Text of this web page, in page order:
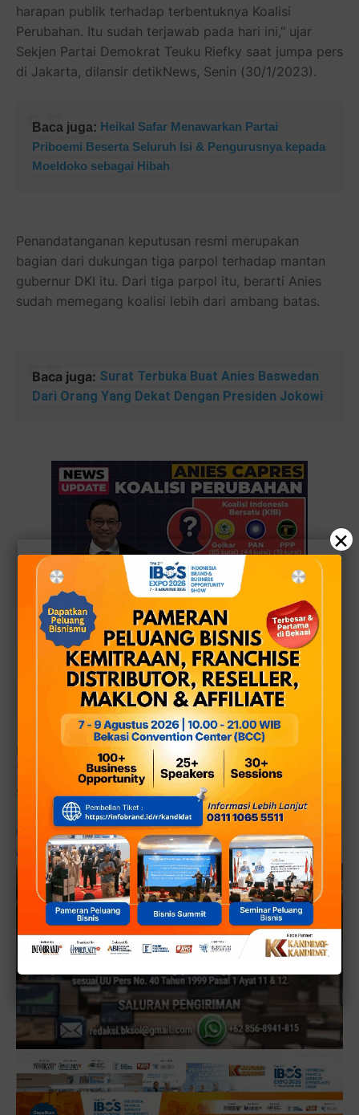
harapan publik terhadap terbentuknya Koalisi
Perubahan. Itu sudah terjawab pada hari ini," ujar
Sekjen Partai Demokrat Teuku Riefky saat jumpa pers
di Jakarta, dilansir detikNews, Senin (30/1/2023).
Baca juga: Heikal Safar Menawarkan Partai
Priboemi Beserta Seluruh Isi & Pengurusnya kepada
Moeldoko sebagai Hibah
Penandatanganan keputusan resmi merupakan
bagian dari dukungan tiga parpol terhadap mantan
gubernur DKI itu. Dari tiga parpol itu, berarti Anies
sudah memegang koalisi lebih dari ambang batas.
Baca juga: Surat Terbuka Buat Anies Baswedan
Dari Orang Yang Dekat Dengan Presiden Jokowi
Baca artikel "NasDem, Demokrat dan PKS Bakal
Teken Kesepakatan Usung Anies Baswedan"
selengkapnya:
https://www.detik.com/bali/berita/d-6542725/nasdem-demokrat-dan-pks-bakal-teken-
kesepakatan-usung-anies-baswedan.
×